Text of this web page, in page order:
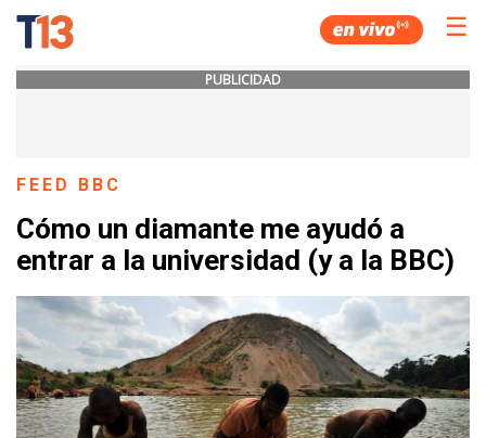
☰
PUBLICIDAD
FEED BBC
Cómo un diamante me ayudó a
entrar a la universidad (y a la BBC)